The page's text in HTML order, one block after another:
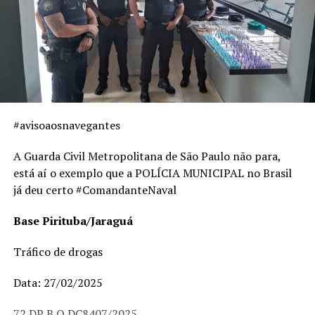
em que até o fechamento dessa matéria, permaneciam
de prontidão.
O local onde houve o tiroteio foi preservado até a
chegada da Polícia Técnica de Campinas.
http://www.quantanoticia.com.br/assaltantes-morrem-
em-confronto-com-a-gap-10506.html
TÓPICOS RELACIONADOS:
UP NEXT
Guarda Civil Municipal de Três Pontas/MG, recupera
VEJA TAMBÉM
superuser@2020
#avisoaosnavegantes
A Guarda Civil Metropolitana de São Paulo não para,
está aí o exemplo que a POLÍCIA MUNICIPAL no Brasil
já deu certo #ComandanteNaval
Base Pirituba/Jaraguá
Tráfico de drogas
Data: 27/02/2025